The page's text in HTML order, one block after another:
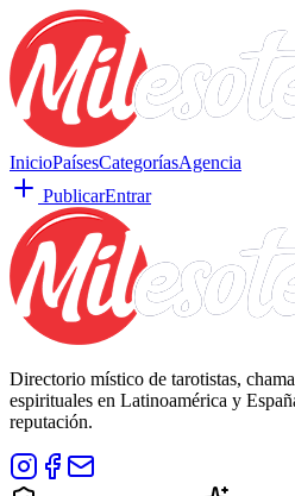
InicioPaísesCategoríasAgencia
PublicarEntrar
Directorio místico de tarotistas,
espirituales en Latinoamérica y
reputación.